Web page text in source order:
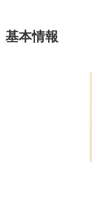
基本情報